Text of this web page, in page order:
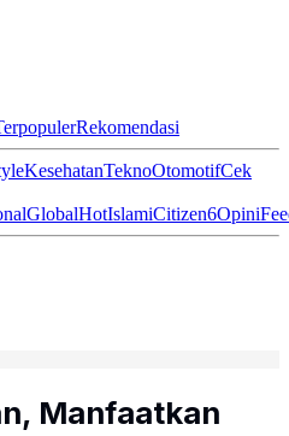
Rekomendasi
KesehatanTeknoOtomotifCek
GlobalHotIslamiCitizen6Opini
Manfaatkan